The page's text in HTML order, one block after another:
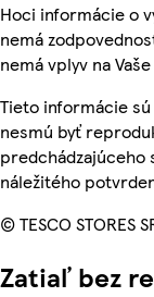
Hoci informácie o
nemá
nemá vplyv na
Tieto informácie
nesmú byť
predchádzajúceho
náležitého
© TESCO STORES
Zatiaľ bez